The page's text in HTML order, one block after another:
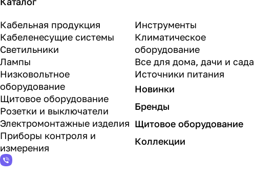
Кабельная продукция
Кабеленесущие системы
Светильники
Лампы
Низковольтное
оборудование
Щитовое оборудование
Розетки и выключатели
Электромонтажные изделия
Приборы контроля и
измерения
Инструменты
Климатическое
оборудование
Все для дома, дачи и сада
Источники питания
Новинки
Бренды
Щитовое оборудование
Коллекции